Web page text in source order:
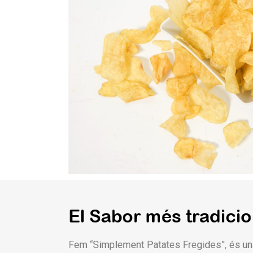
El Sabor més
Fem “Simplement Patates Fregides”, és